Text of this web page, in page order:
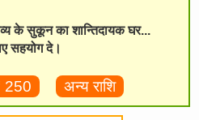
के सुकून का शान्तिदायक घर...
सहयोग दे।
250 अन्य राशि